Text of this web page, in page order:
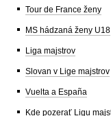
Tour de France ženy
MS hádzaná ženy U18
Liga majstrov
Slovan v Lige majstrov
Vuelta a España
Kde pozerať Ligu